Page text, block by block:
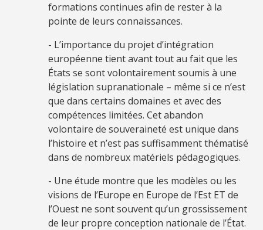
formations continues afin de rester à la
pointe de leurs connaissances.
- L’importance du projet d’intégration
européenne tient avant tout au fait que les
États se sont volontairement soumis à une
législation supranationale – même si ce n’est
que dans certains domaines et avec des
compétences limitées. Cet abandon
volontaire de souveraineté est unique dans
l’histoire et n’est pas suffisamment thématisé
dans de nombreux matériels pédagogiques.
- Une étude montre que les modèles ou les
visions de l’Europe en Europe de l’Est ET de
l’Ouest ne sont souvent qu’un grossissement
de leur propre conception nationale de l’État.